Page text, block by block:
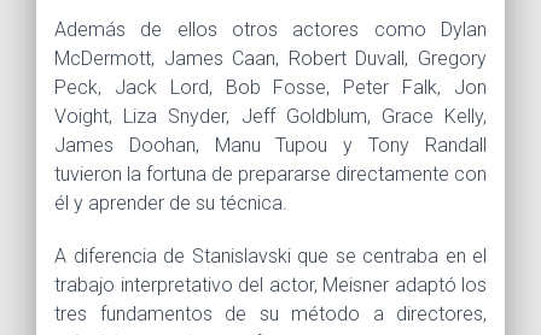
Además de ellos otros actores como Dylan
McDermott, James Caan, Robert Duvall, Gregory
Peck, Jack Lord, Bob Fosse, Peter Falk, Jon
Voight, Liza Snyder, Jeff Goldblum, Grace Kelly,
James Doohan, Manu Tupou y Tony Randall
tuvieron la fortuna de prepararse directamente con
él y aprender de su técnica.
A diferencia de Stanislavski que se centraba en el
trabajo interpretativo del actor, Meisner adaptó los
tres fundamentos de su método a directores,